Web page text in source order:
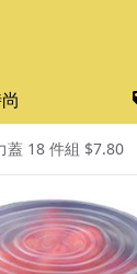
蓋 18 件組 $7.80